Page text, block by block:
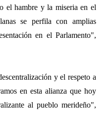
el hambre y la miseria en el
se perfila con amplias
en el Parlamento",
y el respeto a
en esta alianza que hoy
al pueblo merideño",